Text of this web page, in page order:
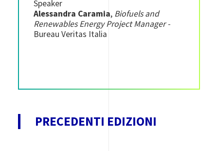
Speaker
Alessandra Caramia, Biofuels and
Renewables Energy Project Manager -
Bureau Veritas Italia
PRECEDENTI EDIZIONI